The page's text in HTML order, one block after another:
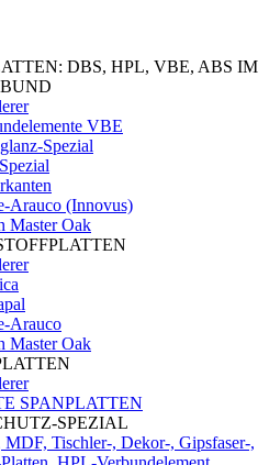
DBS, HPL, VBE, ABS IM
VBE
Spezial
Arauco (Innovus)
Master Oak
Arauco
Master Oak
SPANPLATTEN
SPEZIAL
MDF, Tischler-, Dekor-, Gipsfaser-,